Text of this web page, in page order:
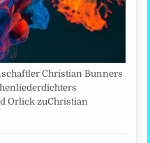
Christian Bunners
Orlick zuChristian